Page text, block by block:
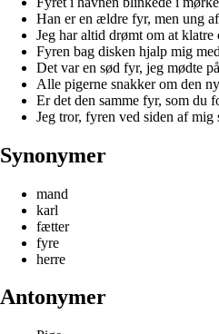
Han er en ældre fyr, men ung
Jeg har altid drømt om at klatre
Fyren bag disken hjalp mig
Det var en sød fyr, jeg mødte
Alle pigerne snakker om den
Er det den samme fyr, som du
Jeg tror, fyren ved siden af mig
Synonymer
mand
karl
fætter
fyre
herre
Antonymer